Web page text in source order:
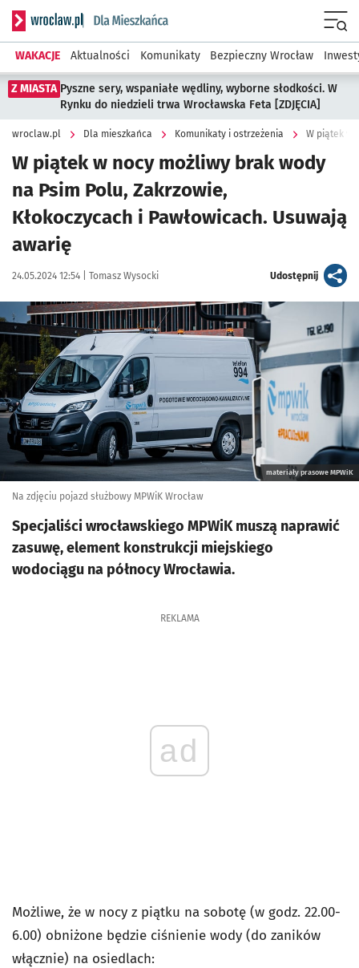
Serwis informacyjny wroclaw.pl podserwis: Dla mieszkańca
WAKACJE Aktualności Komunikaty Bezpieczny Wrocław
Z MIASTA Pyszne sery, wspaniałe wędliny, wyborne słodkości. W
Rynku do niedzieli trwa Wrocławska Feta [ZDJĘCIA]
wroclaw.pl Dla mieszkańca Komunikaty i ostrzeżenia W piątek w
W piątek w nocy możliwy brak wody
na Psim Polu, Zakrzowie,
Kłokoczycach i Pawłowicach. Usuwają
awarię
Data publikacji:
24.05.2024 12:54 | Autor:
Tomasz Wysocki Udostępnijartykuł
Kliknij, aby powiększyć
materiały prasowe MPWiK
Na zdjęciu pojazd służbowy MPWiK Wrocław
Specjaliści wrocławskiego MPWiK muszą naprawić
zasuwę, element konstrukcji miejskiego
wodociągu na północy Wrocławia.
REKLAMA
ad
Możliwe, że w nocy z piątku na sobotę (w godz. 22.00-
6.00) obniżone będzie ciśnienie wody (do zaników
włącznie) na osiedlach: